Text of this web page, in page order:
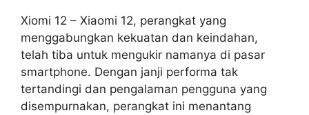
Xiomi 12 – Xiaomi 12, perangkat yang
menggabungkan kekuatan dan keindahan,
telah tiba untuk mengukir namanya di pasar
smartphone. Dengan janji performa tak
tertandingi dan pengalaman pengguna yang
disempurnakan, perangkat ini menantang